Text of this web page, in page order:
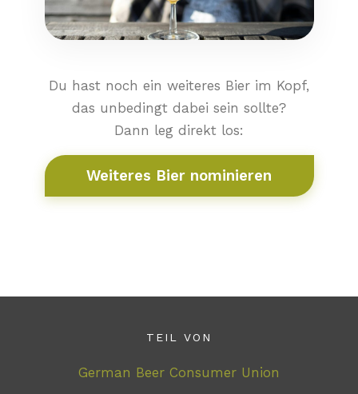
Du hast noch ein weiteres Bier im Kopf,
das unbedingt dabei sein sollte?
Dann leg direkt los:
Weiteres Bier nominieren
TEIL VON
German Beer Consumer Union